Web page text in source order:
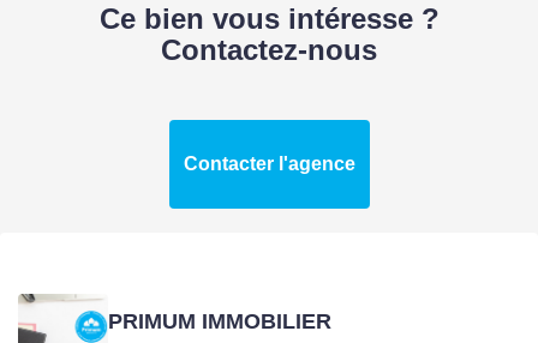
Ce bien vous intéresse ?
Contactez-nous
Contacter l'agence
PRIMUM IMMOBILIER